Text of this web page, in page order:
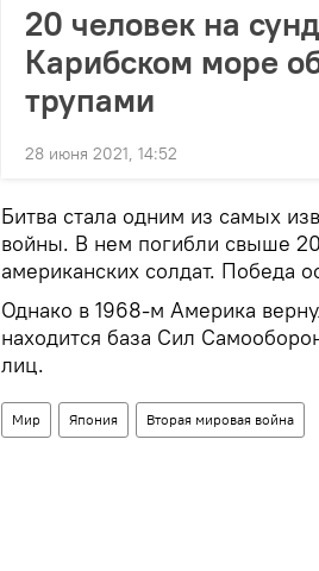
20 человек на
Карибском море
трупами
28 июня 2021, 14:52
Битва стала одним из самых
войны. В нем погибли свыше
американских солдат. Победа
Однако в 1968-м Америка
находится база Сил
лиц.
Мир Япония Вторая мировая война